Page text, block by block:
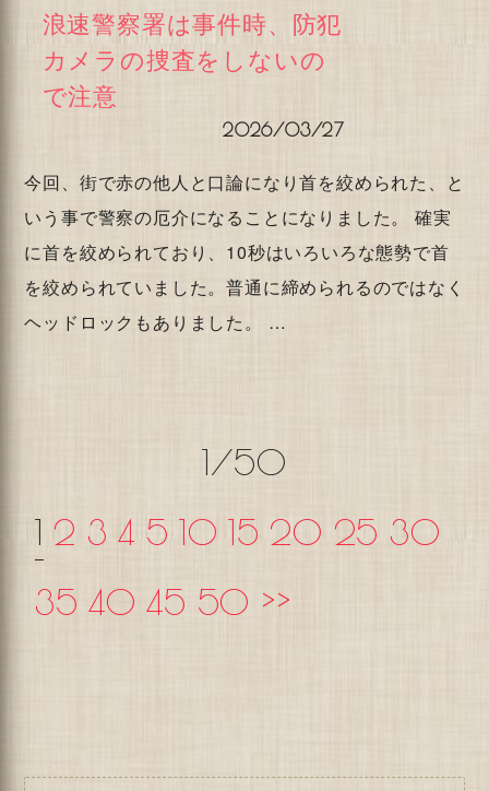
浪速警察署は事件時、防犯
カメラの捜査をしないの
で注意
2026/03/27
今回、街で赤の他人と口論になり首を絞められた、と
いう事で警察の厄介になることになりました。 確実
に首を絞められており、10秒はいろいろな態勢で首
を絞められていました。普通に締められるのではなく
ヘッドロックもありました。 …
1/50
1 2 3 4 5 10 15 20 25 30
35 40 45 50 >>